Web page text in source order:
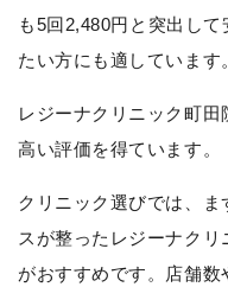
も5回2,480円と突出し
たい方にも適しています
レジーナクリニック町
高い評価を得ています。
クリニック選びでは、
スが整ったレジーナク
がおすすめです。店舗